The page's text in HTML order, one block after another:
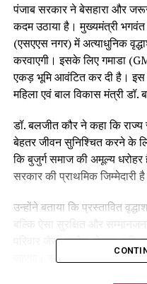
पंजाब सरकार ने बेसहारा और
कदम उठाया है। मुख्यमंत्री भगवंत
(एसएएस नगर) में अत्याधुनिक
करवाएगी। इसके लिए गमाडा
एकड़ भूमि आवंटित कर दी है। इस
महिला एवं बाल विकास मंत्री डॉ.
डॉ. बलजीत कौर ने कहा कि राज्य
बेहतर जीवन सुनिश्चित करने के
कि बुजुर्ग समाज की अमूल्य
सरकार की प्राथमिक जिम्मेदारी
उन्होंने बताया कि प्रस्तावित
बल्कि ऐसा सुरक्षित और
परिवार जैसा माहौल, बेहतर
जाएगा। सरकार का उद्देश्य है